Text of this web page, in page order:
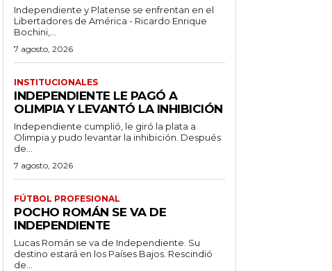
Independiente y Platense se enfrentan en el
Libertadores de América - Ricardo Enrique
Bochini,...
7 agosto, 2026
INSTITUCIONALES
INDEPENDIENTE LE PAGÓ A
OLIMPIA Y LEVANTÓ LA INHIBICIÓN
Independiente cumplió, le giró la plata a
Olimpia y pudo levantar la inhibición. Después
de...
7 agosto, 2026
FÚTBOL PROFESIONAL
POCHO ROMÁN SE VA DE
INDEPENDIENTE
Lucas Román se va de Independiente. Su
destino estará en los Países Bajos. Rescindió
de...